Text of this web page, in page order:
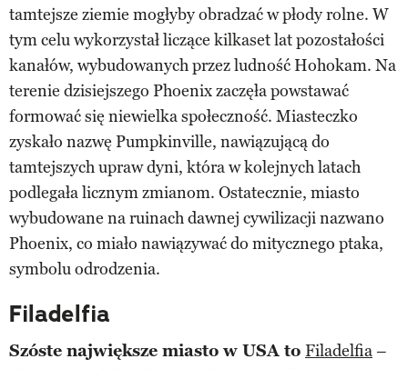
tamtejsze ziemie mogłyby obradzać w płody rolne. W
tym celu wykorzystał liczące kilkaset lat pozostałości
kanałów, wybudowanych przez ludność Hohokam. Na
terenie dzisiejszego Phoenix zaczęła powstawać
formować się niewielka społeczność. Miasteczko
zyskało nazwę Pumpkinville, nawiązującą do
tamtejszych upraw dyni, która w kolejnych latach
podlegała licznym zmianom. Ostatecznie, miasto
wybudowane na ruinach dawnej cywilizacji nazwano
Phoenix, co miało nawiązywać do mitycznego ptaka,
symbolu odrodzenia.
Filadelfia
Szóste największe miasto w USA to Filadelfia–